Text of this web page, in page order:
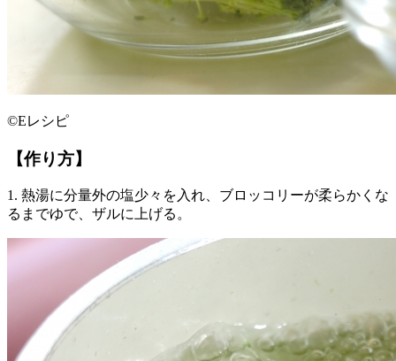
©Eレシピ
【作り方】
1. 熱湯に分量外の塩少々を入れ、ブロッコリーが柔らかくな
るまでゆで、ザルに上げる。